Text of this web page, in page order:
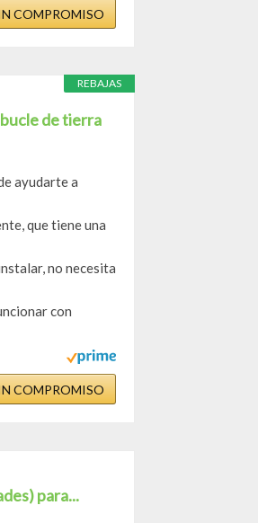
COMPROMISO
REBAJAS
de tierra
ayudarte a
que tiene una
no necesita
con
COMPROMISO
para...